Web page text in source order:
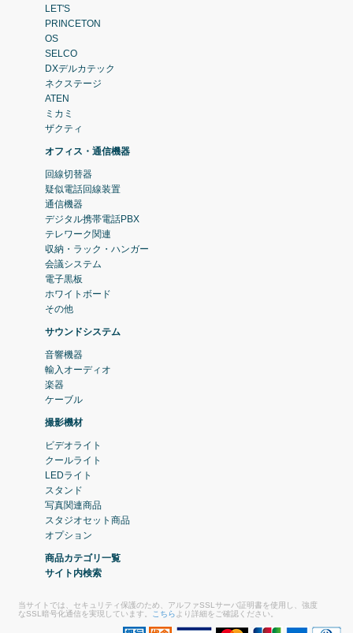
LET'S
PRINCETON
OS
SELCO
DXデルカテック
ネクステージ
ATEN
ミカミ
ザクティ
オフィス・通信機器
回線切替器
疑似電話回線装置
通信機器
デジタル携帯電話PBX
テレワーク関連
収納・ラック・ハンガー
会議システム
電子黒板
ホワイトボード
その他
サウンドシステム
音響機器
輸入オーディオ
楽器
ケーブル
撮影機材
ビデオライト
クールライト
LEDライト
スタンド
写真関連商品
スタジオセット商品
オプション
商品カテゴリ一覧
サイト内検索
当サイトでは、セキュリティ保護のため、アルファSSLサーバ証明書を使用し、強度
なSSL暗号化通信を実現しています。
こちら より詳細をご確認ください。